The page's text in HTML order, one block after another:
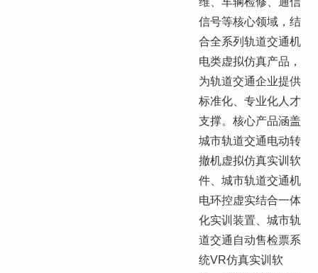
信号等核心领域，结
合全系列轨道交通机
电类虚拟仿真产品，
为轨道交通企业提供
标准化、专业化人才
支撑。核心产品涵盖
城市轨道交通电动转
撤机虚拟仿真实训软
件、城市轨道交通机
电环控虚实结合一体
化实训装置、城市轨
道交通自动售检票系
统VR仿真实训软